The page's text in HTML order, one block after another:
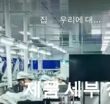
집 우리에 대하여
제품 세부